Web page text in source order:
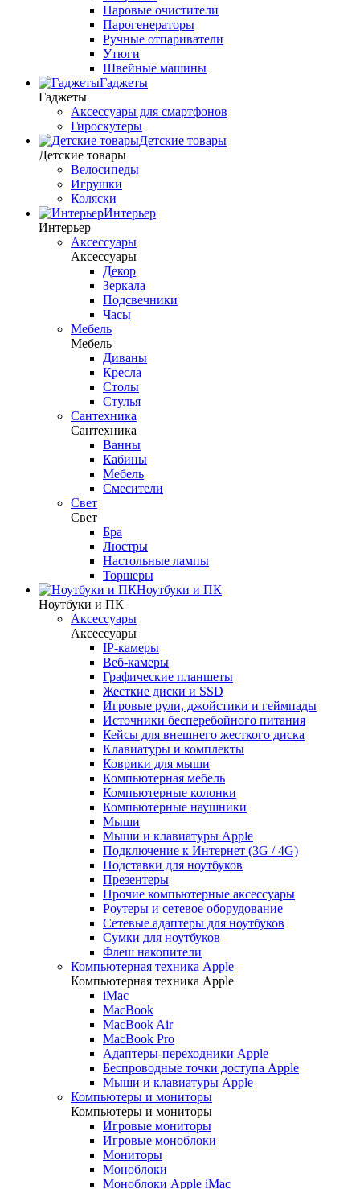
Паровые очистители
Парогенераторы
Ручные отпариватели
Утюги
Швейные машины
Гаджеты
Гаджеты
Аксессуары для смартфонов
Гироскутеры
Детские товары
Детские товары
Велосипеды
Игрушки
Коляски
Интерьер
Интерьер
Аксессуары
Аксессуары
Декор
Зеркала
Подсвечники
Часы
Мебель
Мебель
Диваны
Кресла
Столы
Стулья
Сантехника
Сантехника
Ванны
Кабины
Мебель
Смесители
Свет
Свет
Бра
Люстры
Настольные лампы
Торшеры
Ноутбуки и ПК
Ноутбуки и ПК
Аксессуары
Аксессуары
IP-камеры
Веб-камеры
Графические планшеты
Жесткие диски и SSD
Игровые рули, джойстики и геймпады
Источники бесперебойного питания
Кейсы для внешнего жесткого диска
Клавиатуры и комплекты
Коврики для мыши
Компьютерная мебель
Компьютерные колонки
Компьютерные наушники
Мыши
Мыши и клавиатуры Apple
Подключение к Интернет (3G / 4G)
Подставки для ноутбуков
Презентеры
Прочие компьютерные аксессуары
Роутеры и сетевое оборудование
Сетевые адаптеры для ноутбуков
Сумки для ноутбуков
Флеш накопители
Компьютерная техника Apple
Компьютерная техника Apple
iMac
MacBook
MacBook Air
MacBook Pro
Адаптеры-переходники Apple
Беспроводные точки доступа Apple
Мыши и клавиатуры Apple
Компьютеры и мониторы
Компьютеры и мониторы
Игровые мониторы
Игровые моноблоки
Мониторы
Моноблоки
Моноблоки Apple iMac